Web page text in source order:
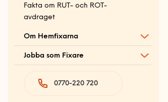
Fakta om RUT- och ROT-
avdraget
Om Hemfixarna
Fixarbloggen
Jobba som Fixare
0770-220 720